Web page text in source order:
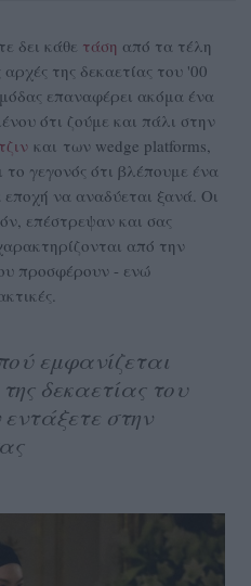
δει κάθε τάση από τα τέλη
της δεκαετίας του '00
επαναφέρει ακόμα ένα
ότι ζούμε και πάλι στην
τζιν και των wedge platforms,
γεγονός ότι βλέπουμε ένα
να αναδύεται ξανά. Οι
επέστρεψαν και σας
από την
προσφέρουν - ενώ
εμφανίζεται
δεκαετίας του
στην